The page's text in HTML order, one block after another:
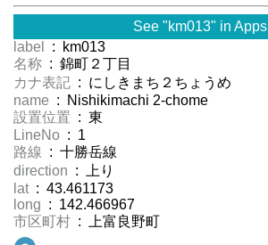
See "km013" in Apps
label
: km013
名称 : 錦町２丁目
カナ表記 : にしきまち２ちょうめ
name : Nishikimachi 2-chome
設置位置 : 東
LineNo : 1
路線 : 十勝岳線
direction : 上り
lat : 43.461173
long : 142.466967
市区町村 : 上富良野町